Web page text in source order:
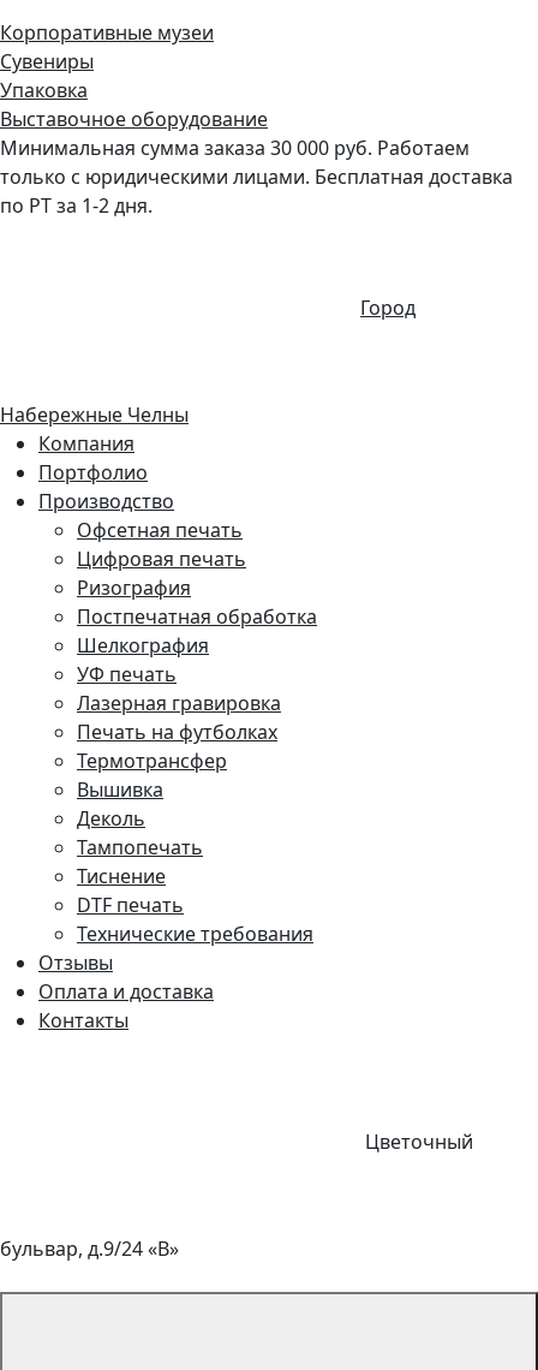
Корпоративные музеи
Сувениры
Упаковка
Выставочное оборудование
Минимальная сумма заказа 30 000 руб. Работаем
только с юридическими лицами. Бесплатная доставка
по РТ за 1-2 дня.
Город
Набережные Челны
Компания
Портфолио
Производство
Офсетная печать
Цифровая печать
Ризография
Постпечатная обработка
Шелкография
УФ печать
Лазерная гравировка
Печать на футболках
Термотрансфер
Вышивка
Деколь
Тампопечать
Тиснение
DTF печать
Технические требования
Отзывы
Оплата и доставка
Контакты
Цветочный
бульвар, д.9/24 «В»